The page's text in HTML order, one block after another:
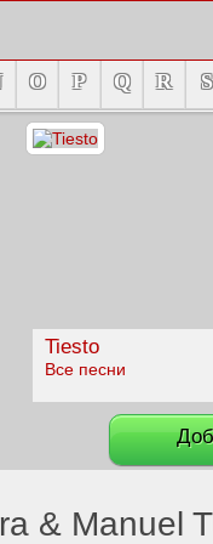
O P Q R S
Tiesto
Все песни
& Manuel